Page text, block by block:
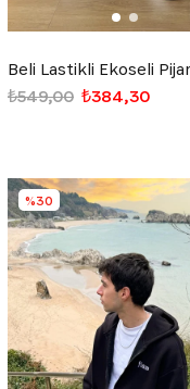
₺384,30
₺549,00
%30